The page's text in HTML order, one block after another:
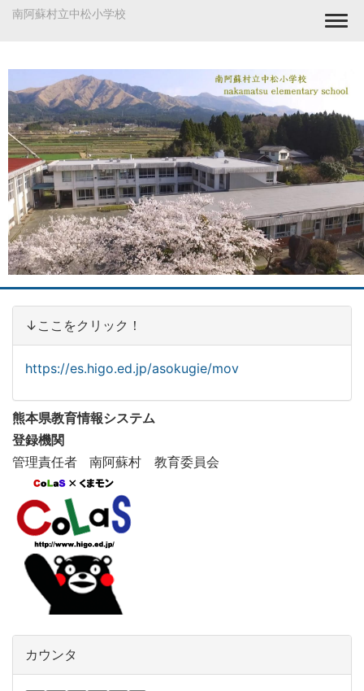
南阿蘇村立中松小学校
↓ここをクリック！
https://es.higo.ed.jp/asokugie/mov
熊本県教育情報システム
登録機関
管理責任者 南阿蘇村 教育委員会
カウンタ